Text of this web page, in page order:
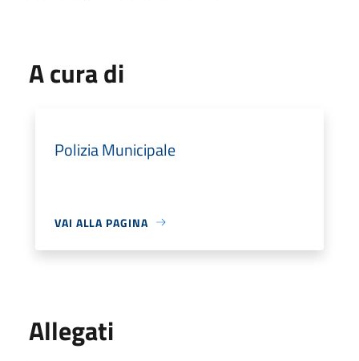
A cura di
Polizia Municipale
VAI ALLA PAGINA
Allegati